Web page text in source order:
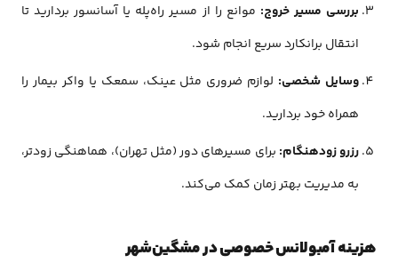
بررسی مسیر خروج: موانع را از مسیر راه‌پله یا آسانسور بردارید تا
انتقال برانکارد سریع انجام شود.
وسایل شخصی: لوازم ضروری مثل عینک، سمعک یا واکر بیمار را
همراه خود بردارید.
رزرو زودهنگام: برای مسیرهای دور (مثل تهران)، هماهنگی زودتر،
به مدیریت بهتر زمان کمک می‌کند.
هزینه آمبولانس خصوصی در مشگین‌شهر